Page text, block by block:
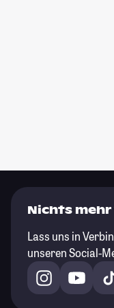
Nichts
Lass uns in
unseren Social-